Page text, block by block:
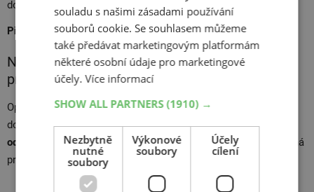
dofoukněte.
Přečtěte si také:Jak správně foukat pneu na motorce? >>
Na co nezapomenout po nouzové opravě
pneumatiky?
Oprava pomocí těsnicí hmoty je nouzové řešení. Jakmile
dorazíte do cíle nebo do pneuservisu,nechte pneumatiku
odborně zkontrolovat. Jen tak budete mít jistotu, že je bezpečná
pro další provoz.
souladu s našimi zásadami používání
souborů cookie. Se souhlasem můžeme
také předávat marketingovým platformám
některé osobní údaje pro marketingové
účely.Více informací
SHOW ALL PARTNERS(1910) →
Nezbytně
nutné
soubory
Výkonové
soubory
Účely
cílení